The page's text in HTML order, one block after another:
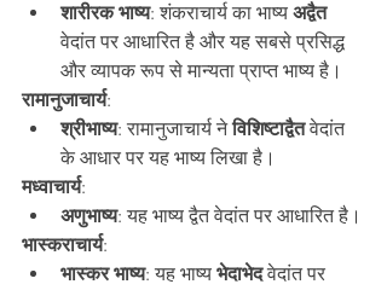
शारीरक भाष्य: शंकराचार्य का भाष्य अद्वैत
वेदांत पर आधारित है और यह सबसे प्रसिद्ध
और व्यापक रूप से मान्यता प्राप्त भाष्य है।
रामानुजाचार्य:
श्रीभाष्य: रामानुजाचार्य ने विशिष्टाद्वैत वेदांत
के आधार पर यह भाष्य लिखा है।
मध्वाचार्य:
अणुभाष्य: यह भाष्य द्वैत वेदांत पर आधारित है।
भास्कराचार्य:
भास्कर भाष्य: यह भाष्य भेदाभेद वेदांत पर